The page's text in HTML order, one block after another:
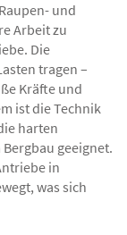
und
Arbeit zu
Die
tragen –
Kräfte und
ist die Technik
harten
geeignet.
in
was sich